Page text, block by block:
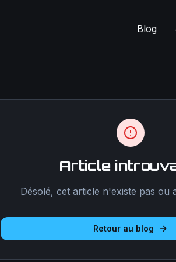
Blog
Article
Désolé, cet article n'existe pas ou
Retour au blog